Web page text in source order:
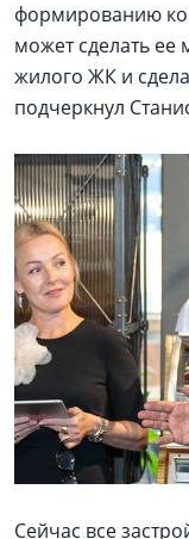
формированию
может сделать
жилого ЖК и
подчеркнул
Сейчас все